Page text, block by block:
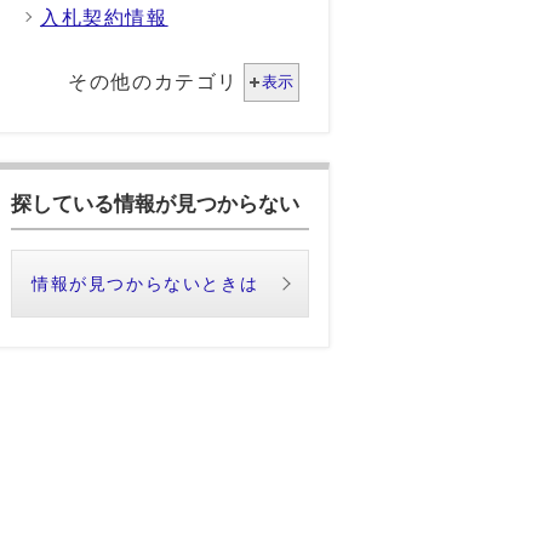
入札契約情報
その他のカテゴリ 表示
探している情報が見つからない
情報が見つからないときは